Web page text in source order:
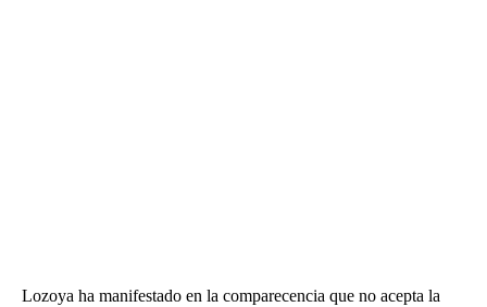
Lozoya ha manifestado en la comparecencia que no acepta la